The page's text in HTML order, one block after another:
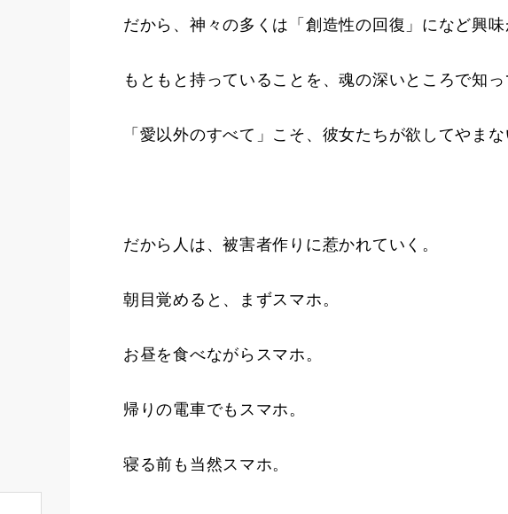
だから、神々の多くは「創造性の回復」になど興味
もともと持っていることを、魂の深いところで知っ
「愛以外のすべて」こそ、彼女たちが欲してやまな
だから人は、被害者作りに惹かれていく。
朝目覚めると、まずスマホ。
お昼を食べながらスマホ。
帰りの電車でもスマホ。
寝る前も当然スマホ。